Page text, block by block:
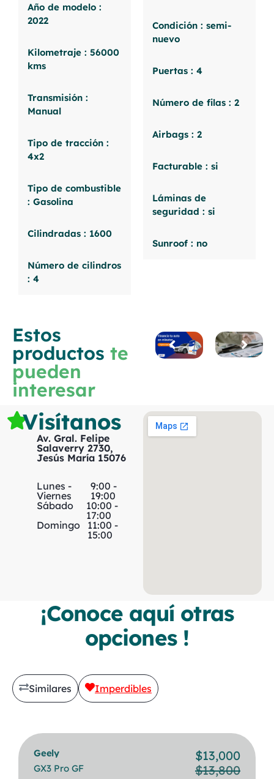
Año de modelo :
2022
Kilometraje : 56000
kms
Transmisión :
Manual
Tipo de tracción :
4x2
Tipo de combustible
: Gasolina
Cilindradas : 1600
Número de cilindros
: 4
Condición : semi-
nuevo
Puertas : 4
Número de filas : 2
Airbags : 2
Facturable : si
Láminas de
seguridad : si
Sunroof : no
Estos
productos te
pueden
interesar
Visítanos
Av. Gral. Felipe
Salaverry 2730,
Jesús María 15076
Lunes -
Viernes
9:00 -
19:00
Sábado
10:00 -
17:00
Domingo
11:00 -
15:00
¡Conoce aquí otras
opciones !
Similares Imperdibles
Geely
GX3 Pro GF
$13,800
$13,000
Bmw
320i Berlina
$30,500
¡EN TIENDA!